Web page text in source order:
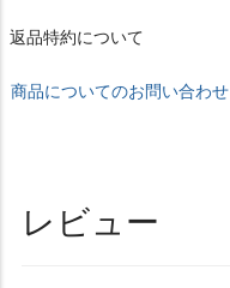
返品特約について
商品についてのお問い合わせ
レビュー